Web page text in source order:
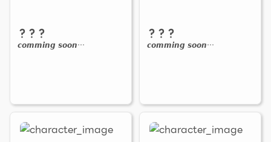
？？？
𝙘𝙤𝙢𝙢𝙞𝙣𝙜 𝙨𝙤𝙤𝙣…
？？？
𝙘𝙤𝙢𝙢𝙞𝙣𝙜 𝙨𝙤𝙤𝙣…